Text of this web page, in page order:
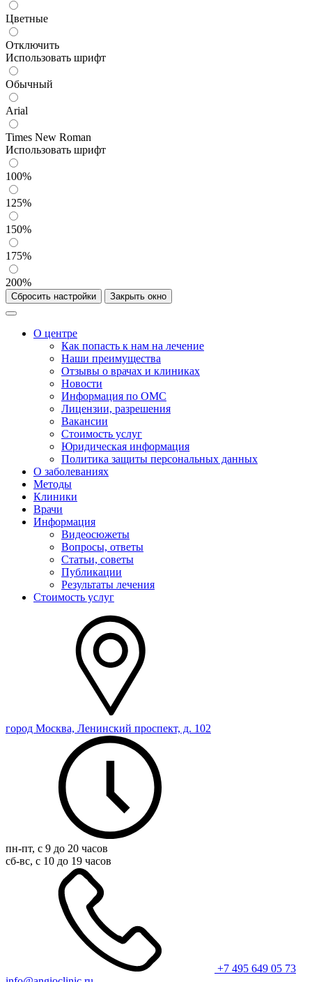
Цветные
Отключить
Использовать шрифт
Обычный
Arial
Times New Roman
Использовать шрифт
100%
125%
150%
175%
200%
Сбросить настройки Закрыть окно
О центре
Как попасть к нам на лечение
Наши преимущества
Отзывы о врачах и клиниках
Новости
Информация по ОМС
Лицензии, разрешения
Вакансии
Стоимость услуг
Юридическая информация
Политика защиты персональных данных
О заболеваниях
Методы
Клиники
Врачи
Информация
Видеосюжеты
Вопросы, ответы
Статьи, советы
Публикации
Результаты лечения
Стоимость услуг
город Москва, Ленинский проспект, д. 102
пн-пт, с 9 до 20 часов
сб-вс, с 10 до 19 часов
+7 495 649 05 73